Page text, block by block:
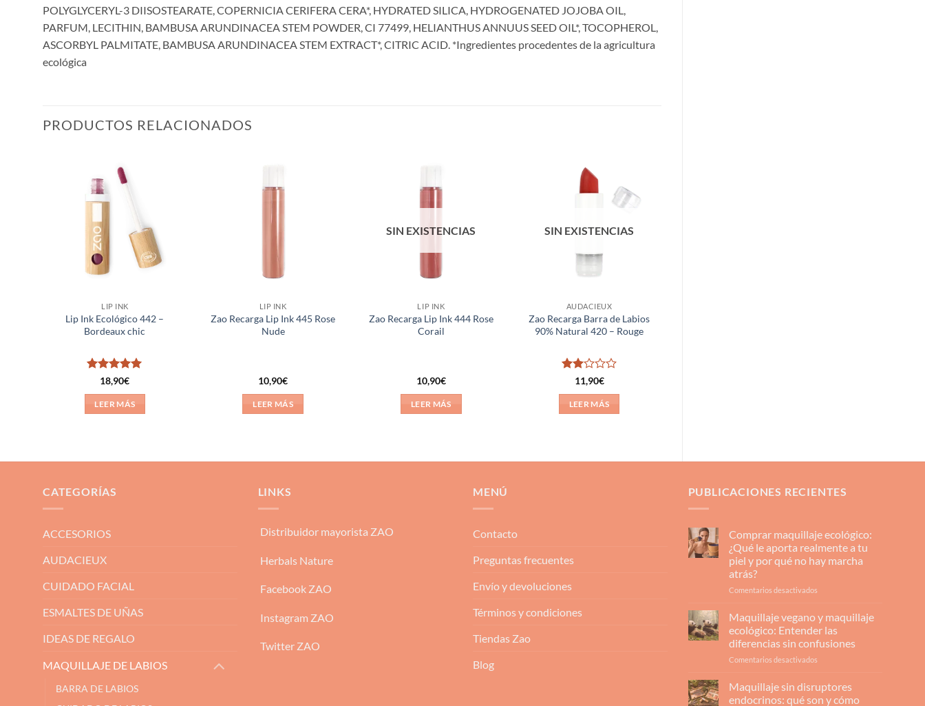
POLYGLYCERYL-3 DIISOSTEARATE, COPERNICIA CERIFERA CERA*, HYDRATED SILICA, HYDROGENATED JOJOBA OIL,
PARFUM, LECITHIN, BAMBUSA ARUNDINACEA STEM POWDER, CI 77499, HELIANTHUS ANNUUS SEED OIL*, TOCOPHEROL,
ASCORBYL PALMITATE, BAMBUSA ARUNDINACEA STEM EXTRACT*, CITRIC ACID. *Ingredientes procedentes de la agricultura
ecológica
PRODUCTOS RELACIONADOS
LIP INK
Lip Ink Ecológico 442 –
Bordeaux chic
Valorado
18,90€
LEER MÁS
LIP INK
Zao Recarga Lip Ink 445 Rose
Nude
10,90€
LEER MÁS
SIN EXISTENCIAS
LIP INK
Zao Recarga Lip Ink 444 Rose
Corail
10,90€
LEER MÁS
Añadir
a la
SIN EXISTENCIAS
AUDACIEUX
Zao Recarga Barra de Labios
90% Natural 420 – Rouge
Valorado
de
5
11,90€
LEER MÁS
CATEGORÍAS
ACCESORIOS
AUDACIEUX
CUIDADO FACIAL
ESMALTES DE UÑAS
IDEAS DE REGALO
MAQUILLAJE DE LABIOS
BARRA DE LABIOS
LINKS
Distribuidor mayorista ZAO
Herbals Nature
Facebook ZAO
Instagram ZAO
Twitter ZAO
MENÚ
Contacto
Preguntas frecuentes
Envío y devoluciones
Términos y condiciones
Tiendas Zao
Blog
PUBLICACIONES RECIENTES
Comprar maquillaje ecológico:
¿Qué le aporta realmente a tu
piel y por qué no hay marcha
atrás?
Comentarios desactivadosen
ecológico:
¿Qué
le
aporta
tu
Maquillaje vegano y maquillaje
ecológico: Entender las
diferencias sin confusiones
Comentarios desactivadosen
vegano
y
Maquillaje sin disruptores
endocrinos: qué son y cómo